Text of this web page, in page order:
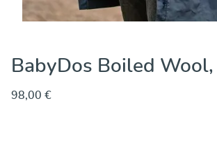
BabyDos Boiled
98,00 €